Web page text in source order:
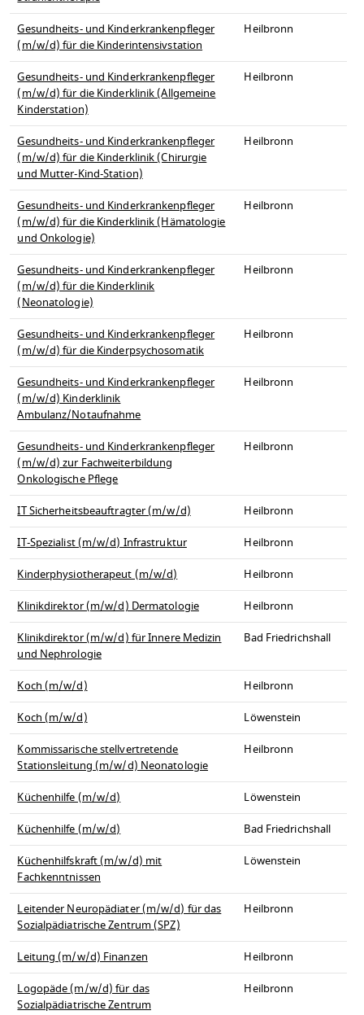
Gesundheits- und Kinderkrankenpfleger
(m/w/d) für die Kinderintensivstation
Heilbronn
Gesundheits- und Kinderkrankenpfleger
(m/w/d) für die Kinderklinik (Allgemeine
Kinderstation)
Heilbronn
Gesundheits- und Kinderkrankenpfleger
(m/w/d) für die Kinderklinik (Chirurgie
und Mutter-Kind-Station)
Heilbronn
Gesundheits- und Kinderkrankenpfleger
(m/w/d) für die Kinderklinik (Hämatologie
und Onkologie)
Heilbronn
Gesundheits- und Kinderkrankenpfleger
(m/w/d) für die Kinderklinik
(Neonatologie)
Heilbronn
Gesundheits- und Kinderkrankenpfleger
(m/w/d) für die Kinderpsychosomatik
Heilbronn
Gesundheits- und Kinderkrankenpfleger
(m/w/d) Kinderklinik
Ambulanz/Notaufnahme
Heilbronn
Gesundheits- und Kinderkrankenpfleger
(m/w/d) zur Fachweiterbildung
Onkologische Pflege
Heilbronn
IT Sicherheitsbeauftragter (m/w/d)
Heilbronn
IT-Spezialist (m/w/d) Infrastruktur
Heilbronn
Kinderphysiotherapeut (m/w/d)
Heilbronn
Klinikdirektor (m/w/d) Dermatologie
Heilbronn
Klinikdirektor (m/w/d) für Innere Medizin
und Nephrologie
Bad Friedrichshall
Koch (m/w/d)
Heilbronn
Koch (m/w/d)
Löwenstein
Kommissarische stellvertretende
Stationsleitung (m/w/d) Neonatologie
Heilbronn
Küchenhilfe (m/w/d)
Löwenstein
Küchenhilfe (m/w/d)
Bad Friedrichshall
Küchenhilfskraft (m/w/d) mit
Fachkenntnissen
Löwenstein
Leitender Neuropädiater (m/w/d) für das
Sozialpädiatrische Zentrum (SPZ)
Heilbronn
Leitung (m/w/d) Finanzen
Heilbronn
Logopäde (m/w/d) für das
Sozialpädiatrische Zentrum
Heilbronn